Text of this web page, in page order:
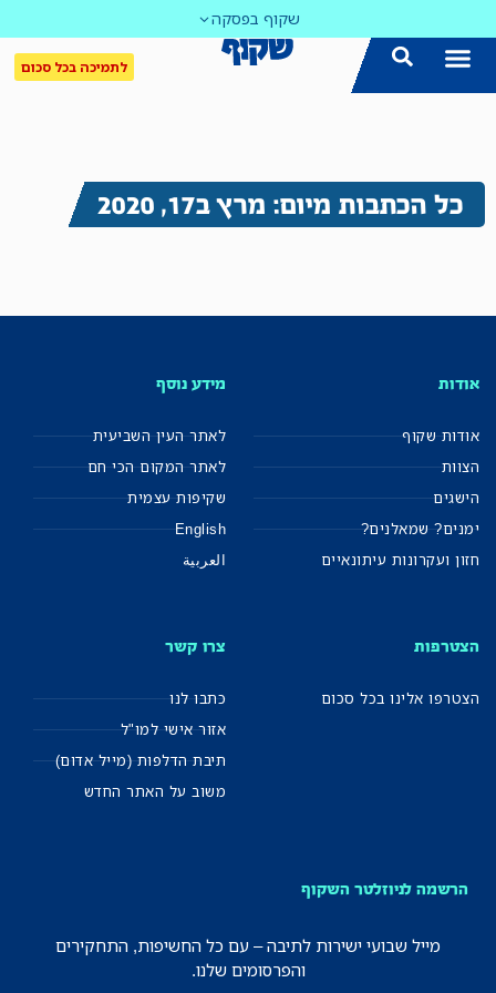
שקוף בפסקה
לתמיכה בכל סכום
כל הכתבות מיום: מרץ ב17, 2020
אודות
אודות שקוף
הצוות
הישגים
ימנים? שמאלנים?
חזון ועקרונות עיתונאיים
מידע נוסף
לאתר העין השביעית
לאתר המקום הכי חם
שקיפות עצמית
English
العربية
הצטרפות
הצטרפו אלינו בכל סכום
צרו קשר
כתבו לנו
אזור אישי למו"ל
תיבת הדלפות (מייל אדום)
משוב על האתר החדש
הרשמה לניוזלטר השקוף
מייל שבועי ישירות לתיבה – עם כל החשיפות, התחקירים
והפרסומים שלנו.